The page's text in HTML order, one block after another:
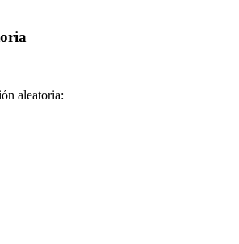
aleatoria: